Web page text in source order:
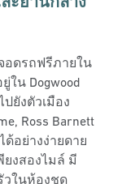
อดรถฟรีภายใน
ใน Dogwood
ปยังตัวเมือง
Ross Barnett
ด้อย่างง่ายดาย
ยงสองไมล์ มี
วในห้องชุด